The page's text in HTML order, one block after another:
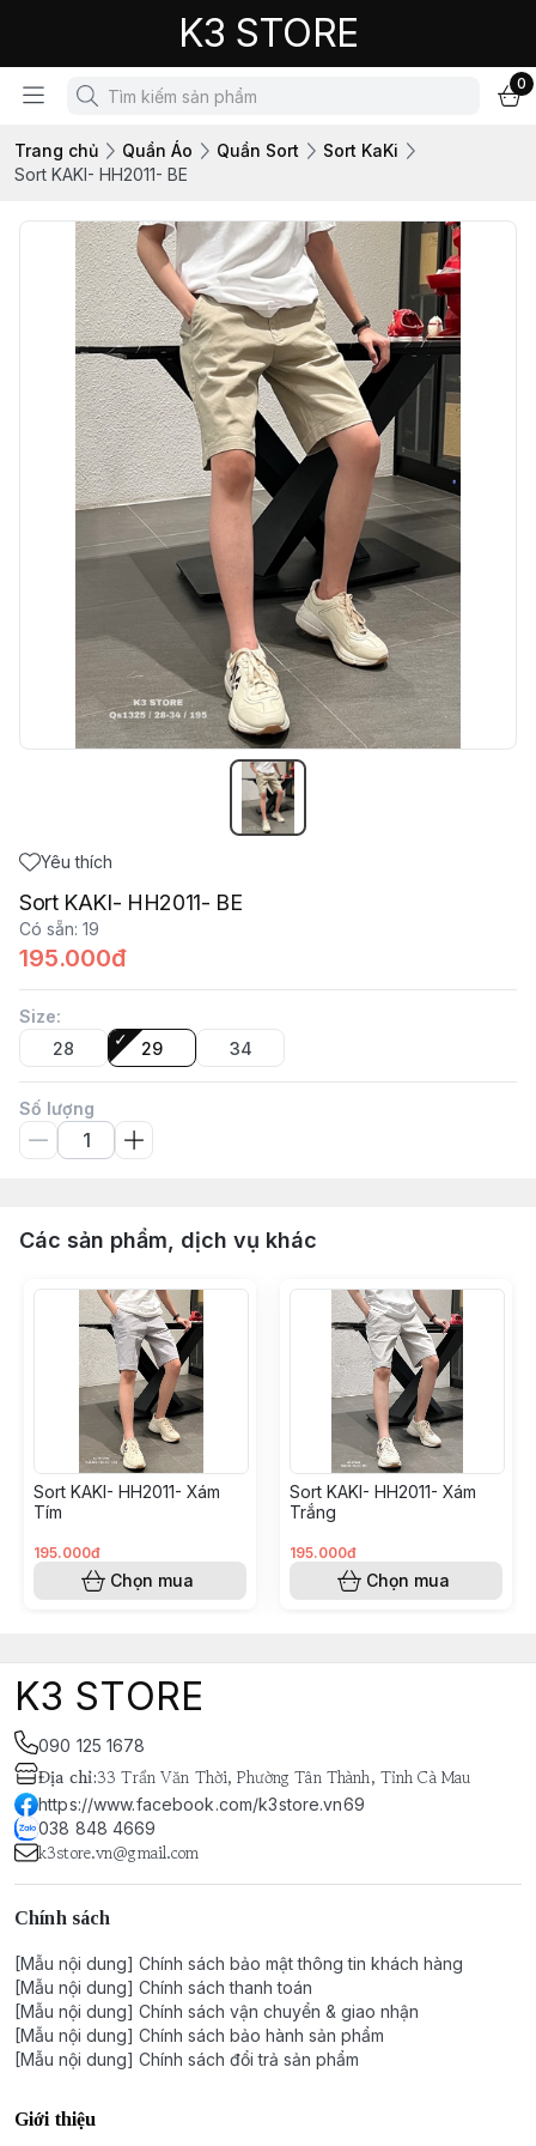
K3 STORE
0
Trang chủ Quần Áo Quần Sort
Sort KaKi
Sort KAKI- HH2011- BE
Yêu thích
Sort KAKI- HH2011- BE
Có sẵn: 19
195.000đ
Size:
28
29 34
Số lượng
Các sản phẩm, dịch vụ khác
Sort KAKI- HH2011- Xám
Tím
195.000đ
Chọn mua
Sort KAKI- HH2011- Xám
Trắng
195.000đ
Chọn mua
K3 STORE
090 125 1678
Địa chỉ:33 Trần Văn Thời, Phường Tân Thành, Tỉnh Cà Mau
https://www.facebook.com/k3store.vn69
038 848 4669
k3store.vn@gmail.com
Chính sách
[Mẫu nội dung] Chính sách bảo mật thông tin khách hàng
[Mẫu nội dung] Chính sách thanh toán
[Mẫu nội dung] Chính sách vận chuyển & giao nhận
[Mẫu nội dung] Chính sách bảo hành sản phẩm
[Mẫu nội dung] Chính sách đổi trả sản phẩm
Giới thiệu